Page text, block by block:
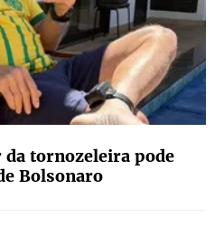
da tornozeleira pode
Bolsonaro